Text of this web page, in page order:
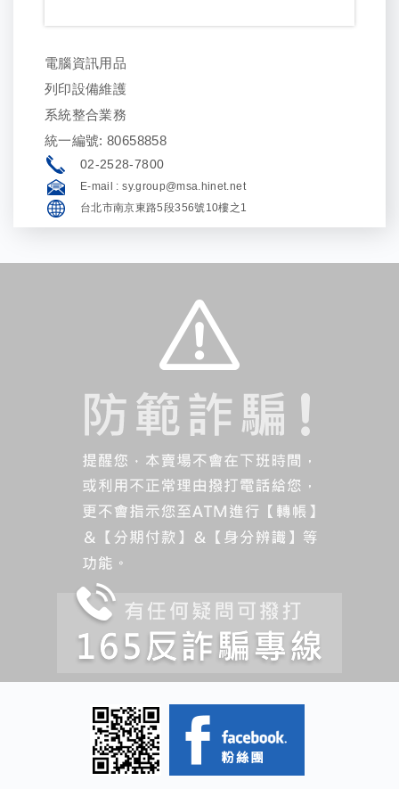
電腦資訊用品
列印設備維護
系統整合業務
統一編號: 80658858
02-2528-7800
E-mail :sy.group@msa.hinet.net
台北市南京東路5段356號10樓之1